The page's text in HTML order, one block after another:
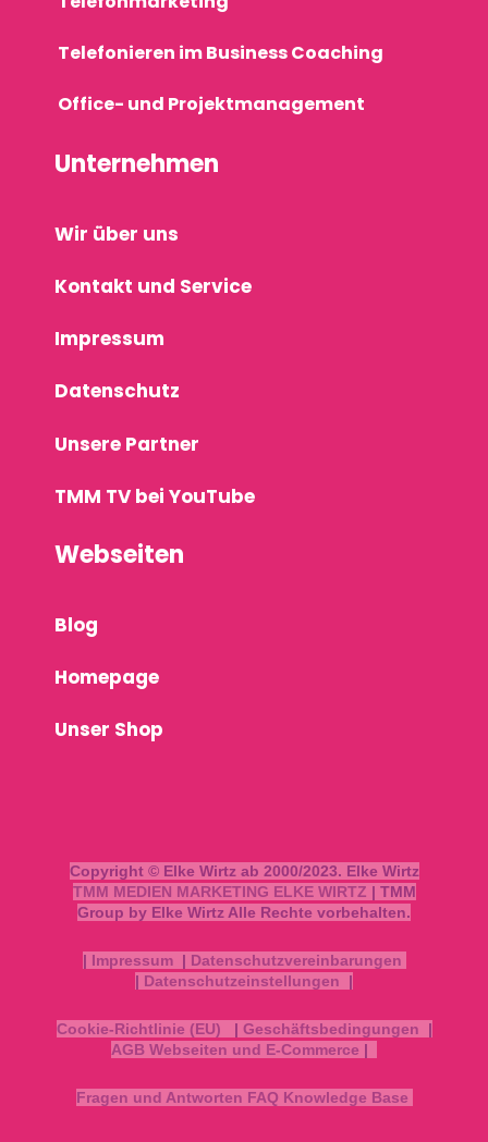
Telefonieren im Business Coaching
Office- und Projektmanagement
Unternehmen
Wir über uns
Kontakt und Service
Impressum
Datenschutz
Unsere Partner
TMM TV bei YouTube
Webseiten
Blog
Homepage
Unser Shop
Copyright © Elke Wirtz ab 2000/2023. Elke Wirtz
TMM MEDIEN MARKETING ELKE WIRTZ | TMM
Group by Elke Wirtz Alle Rechte vorbehalten.
| Impressum | Datenschutzvereinbarungen
| Datenschutzeinstellungen |
Cookie-Richtlinie (EU) | Geschäftsbedingungen |
AGB Webseiten und E-Commerce |
Fragen und Antworten FAQ Knowledge Base